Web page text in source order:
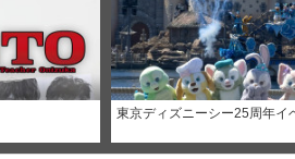
東京ディズニーシー25周年イ